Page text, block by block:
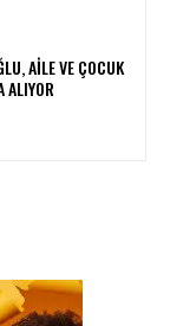
AILE VE ÇOCUK
ALIYOR